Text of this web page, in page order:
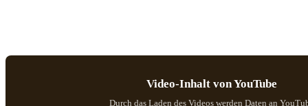
Video-Inhalt von YouTube
Durch das Laden des Videos werden Daten an